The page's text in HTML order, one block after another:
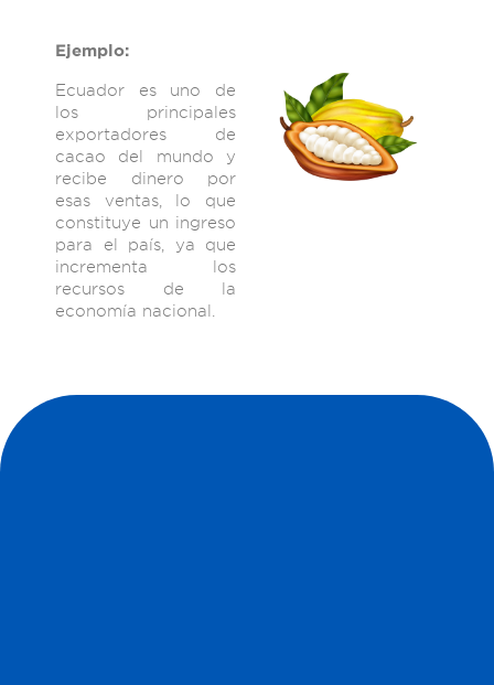
Ejemplo:
Ecuador es uno de
los principales
exportadores de
cacao del mundo y
recibe dinero por
esas ventas, lo que
constituye un ingreso
para el país, ya que
incrementa los
recursos de la
economía nacional.